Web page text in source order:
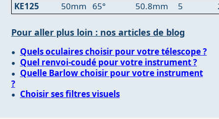
KE125
50mm 65° 50.8mm 5
Pour aller plus loin : nos articles de blog
Quels oculaires choisir pour votre télescope ?
Quel renvoi-coudé pour votre instrument ?
Quelle Barlow choisir pour votre instrument
?
Choisir ses filtres visuels